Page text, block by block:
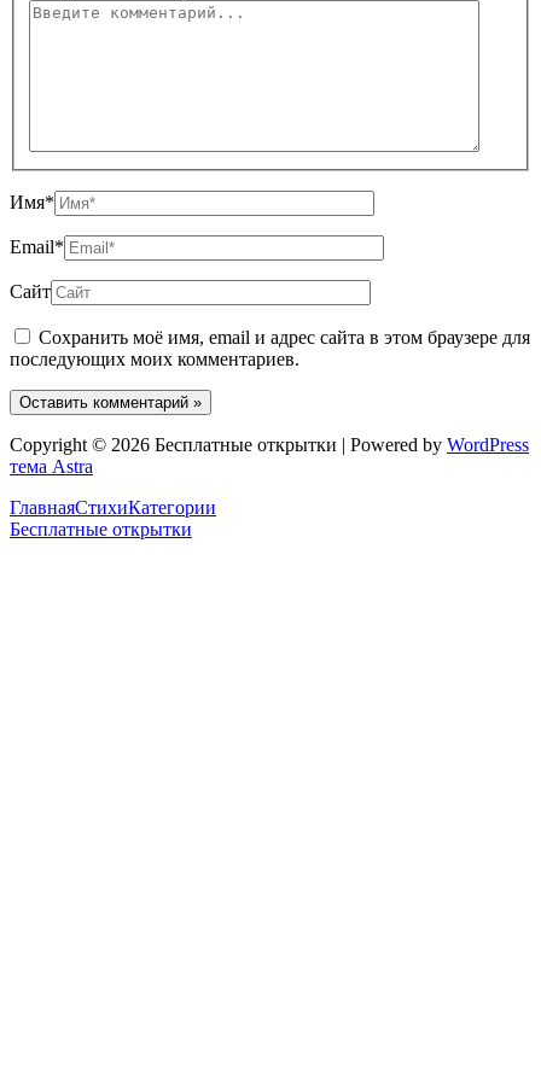
Имя*
Email*
Сайт
Сохранить моё имя, email и адрес сайта в этом браузере для
последующих моих комментариев.
Copyright © 2026 Бесплатные открытки | Powered by WordPress
тема Astra
ГлавнаяСтихиКатегории
Бесплатные открытки